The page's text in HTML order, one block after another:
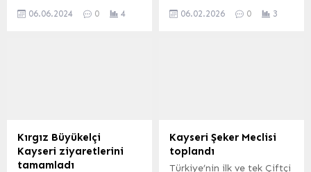
Enterra Yenilenebilir
süreçleri tamamlanmış
oldu. Şirketten KAP’a
yapılan açıklamada,
06.06.2024 0 4
Türkiye ile turizm,
2026’ya katılan Mısır,
Türkiye ile yürüttüğü güçlü
ikili ilişkileri turizm
06.02.2026 0 3
Kırgız Büyükelçi
Kayseri ziyaretlerini
tamamladı
Kayseri Şeker Meclisi
toplandı
Türkiye’nin ilk ve tek Çiftçi